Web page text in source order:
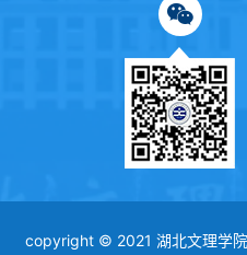
copyright © 2021 湖北文理学